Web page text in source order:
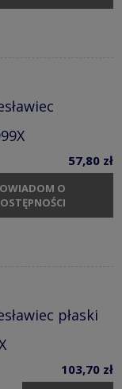
57,80 zł
O
płaski
103,70 zł